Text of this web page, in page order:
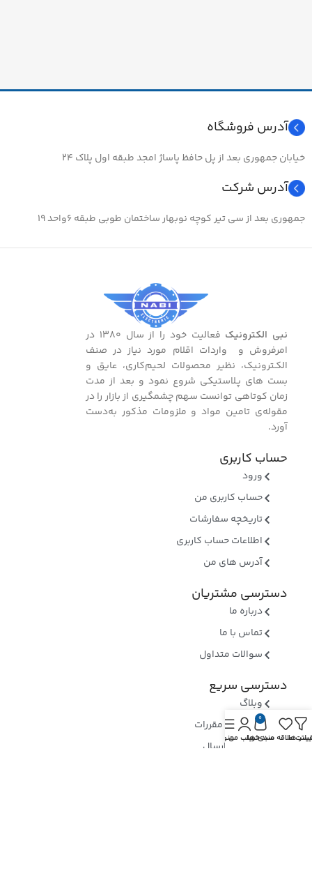
آدرس فروشگاه
خیابان جمهوری بعد از پل حافظ پاساژ امجد طبقه اول پلاک ۲۴
آدرس شرکت
جمهوری بعد از سی تیر کوچه نوبهار ساختمان طوبی طبقه ۶واحد ۱۹
نبی الکترونیک
فعالیت خود را از سال ۱۳۸۰ در
امرفروش و واردات اقلام مورد نیاز در صنف
الکـترونیک، نظیر محصولات لحیم‌کاری، عایق و
بست ‌های پـلاستیکی شروع نمود و بعد از مدت
زمان کوتاهی توانست سهم چشمگیری از بازار را در
مقوله‌ی تامین مواد و ملزومات مذکور به‌دست
آورد.
حساب کاربری
ورود
حساب کاربری من
تاریخچه سفارشات
اطلاعات حساب کاربری
آدرس های من
دسترسی مشتریان
درباره ما
تماس با ما
سوالات متداول
دسترسی سریع
وبلاگ
قوانین و مقررات
روشهای ارسال
ها
علاقه مندی ها
0
سبد خریدحساب منمنو